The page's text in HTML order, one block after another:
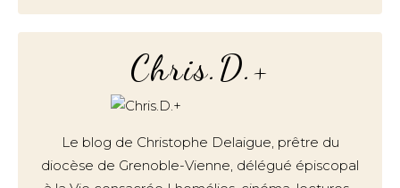
Chris.D.+
Le blog de Christophe Delaigue, prêtre du
diocèse de Grenoble-Vienne, délégué épiscopal